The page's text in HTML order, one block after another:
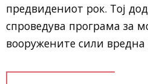
предвидениот рок. Тој
спроведува програма за
вооружените сили